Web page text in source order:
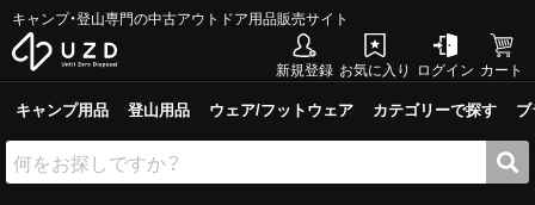
キャンプ・登山専門の中古アウトドア用品販売サイト
新規登録 お気に入り ログイン カート
キャンプ用品 登山用品 ウェア/フットウェア カテゴリーで探す